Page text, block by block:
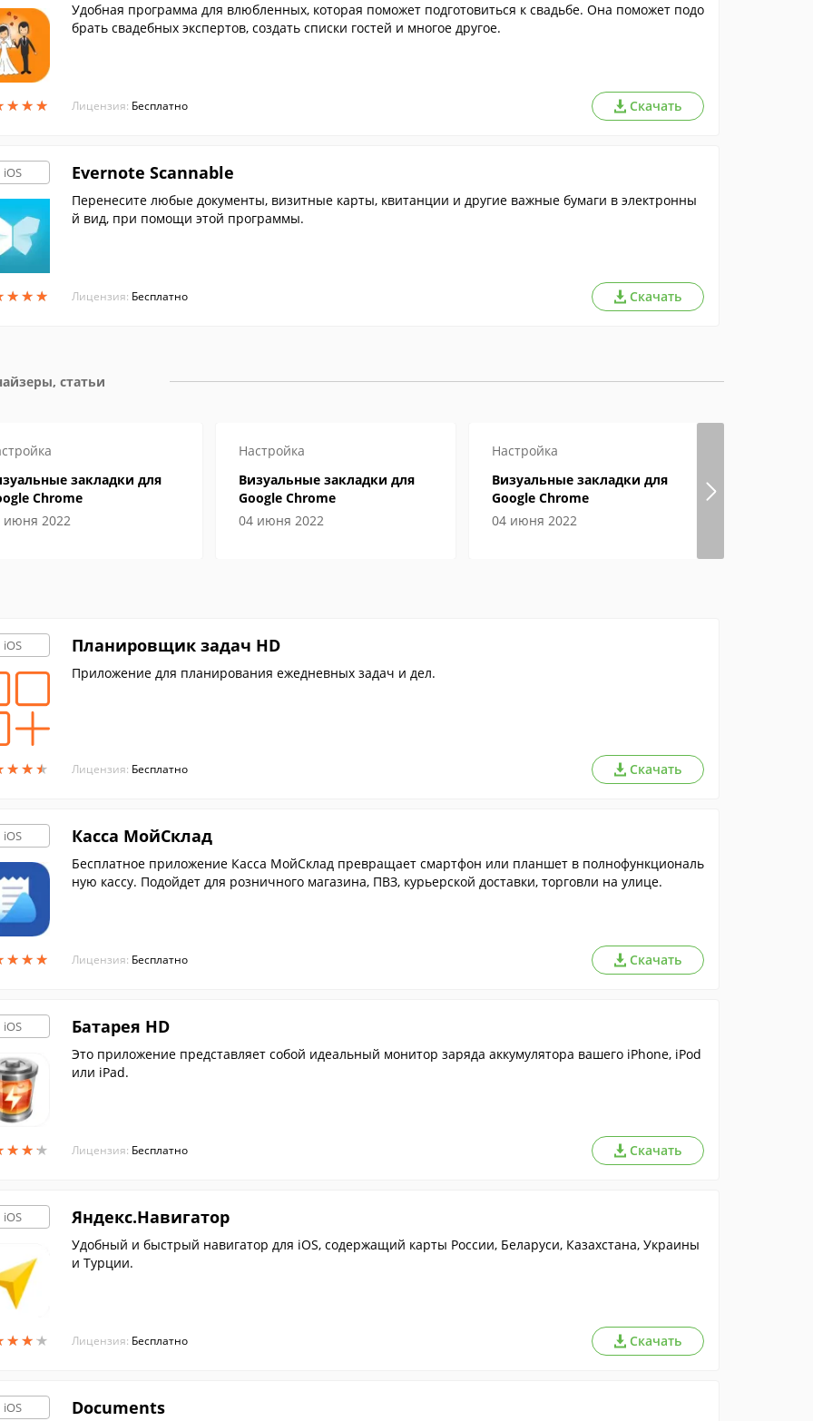
★★★
★★★
Удобная программа для влюбленных, которая поможет подготовиться к свадьбе. Она поможет подо
брать свадебных экспертов, создать списки гостей и многое другое.
Лицензия: Бесплатно Скачать
iOS
★★★
★★★
Evernote Scannable
Перенесите любые документы, визитные карты, квитанции и другие важные бумаги в электронны
й вид, при помощи этой программы.
Лицензия: Бесплатно Скачать
статьи
закладки для
Chrome
июня 2022
Настройка
Визуальные закладки для
Google Chrome
04 июня 2022
Настройка
Визуальные закладки для
Google Chrome
04 июня 2022
iOS
★★★
★★★
Планировщик задач HD
Приложение для планирования ежедневных задач и дел.
Лицензия: Бесплатно Скачать
iOS
★★★
★★★
Касса МойСклад
Бесплатное приложение Касса МойСклад превращает смартфон или планшет в полнофункциональ
ную кассу. Подойдет для розничного магазина, ПВЗ, курьерской доставки, торговли на улице.
Лицензия: Бесплатно Скачать
iOS
★★★
★★★
Батарея HD
Это приложение представляет собой идеальный монитор заряда аккумулятора вашего iPhone, iPod
или iPad.
Лицензия: Бесплатно Скачать
iOS
★★★
★★★
Яндекс.Навигатор
Удобный и быстрый навигатор для iOS, содержащий карты России, Беларуси, Казахстана, Украины
и Турции.
Лицензия: Бесплатно Скачать
iOS Documents